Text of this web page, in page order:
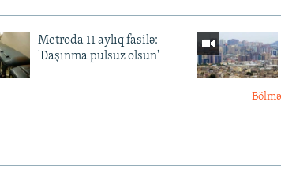
Metroda 11 aylıq fasilə:
'Daşınma pulsuz olsun'